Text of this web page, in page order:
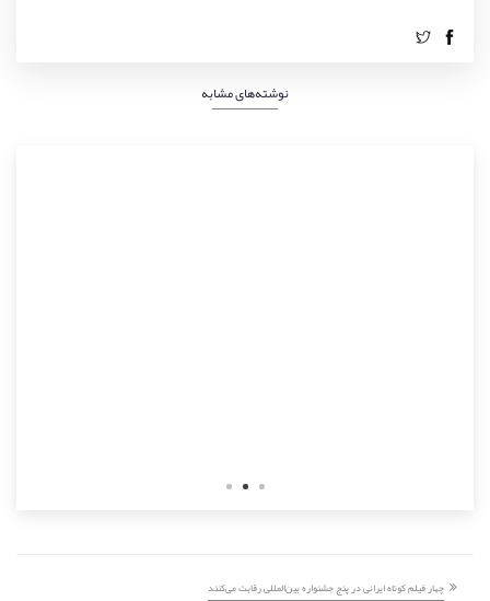
نوشته‌های مشابه
چهار فیلم کوتاه ایرانی در پنج جشنواره بین‌المللی رقابت می‌کنند